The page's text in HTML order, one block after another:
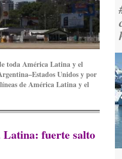
toda América Latina y el
Unidos y por
de América Latina y el
Latina: fuerte salto